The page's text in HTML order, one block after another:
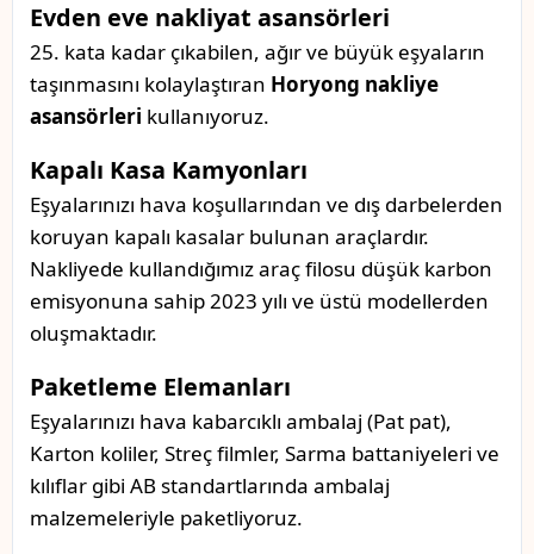
Evden eve nakliyat asansörleri
25. kata kadar çıkabilen, ağır ve büyük eşyaların
taşınmasını kolaylaştıran Horyong nakliye
asansörleri kullanıyoruz.
Kapalı Kasa Kamyonları
Eşyalarınızı hava koşullarından ve dış darbelerden
koruyan kapalı kasalar bulunan araçlardır.
Nakliyede kullandığımız araç filosu düşük karbon
emisyonuna sahip 2023 yılı ve üstü modellerden
oluşmaktadır.
Paketleme Elemanları
Eşyalarınızı hava kabarcıklı ambalaj (Pat pat),
Karton koliler, Streç filmler, Sarma battaniyeleri ve
kılıflar gibi AB standartlarında ambalaj
malzemeleriyle paketliyoruz.